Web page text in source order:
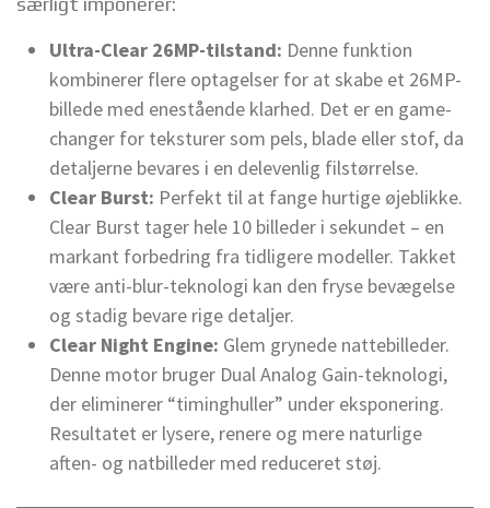
Ultra-Clear 26MP-tilstand: Denne funktion
kombinerer flere optagelser for at skabe et 26MP-
billede med enestående klarhed. Det er en game-
changer for teksturer som pels, blade eller stof, da
detaljerne bevares i en delevenlig filstørrelse.
Clear Burst: Perfekt til at fange hurtige øjeblikke.
Clear Burst tager hele 10 billeder i sekundet – en
markant forbedring fra tidligere modeller. Takket
være anti-blur-teknologi kan den fryse bevægelse
og stadig bevare rige detaljer.
Clear Night Engine: Glem grynede nattebilleder.
Denne motor bruger Dual Analog Gain-teknologi,
der eliminerer “timinghuller” under eksponering.
Resultatet er lysere, renere og mere naturlige
aften- og natbilleder med reduceret støj.